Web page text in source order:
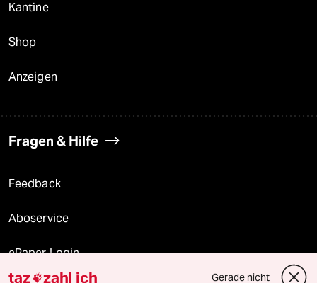
Kantine
Shop
Anzeigen
Fragen & Hilfe
Feedback
Aboservice
ePaper Login
taz zahl ich Gerade nicht